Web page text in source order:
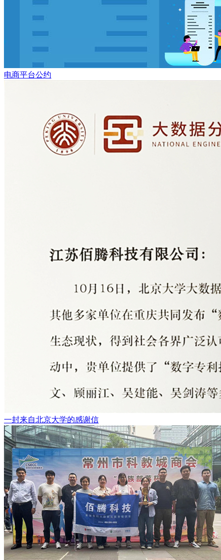
电商平台公约
一封来自北京大学的感谢信